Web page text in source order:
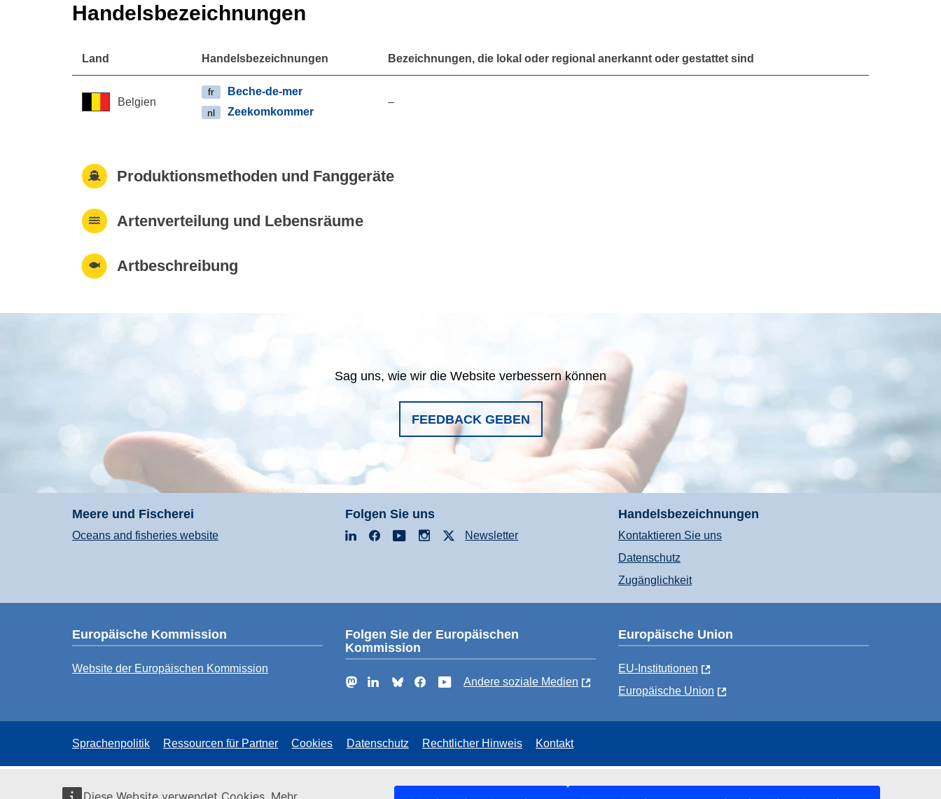
Diese Website verwendet Cookies. Mehr
Handelsbezeichnungen
Land Handelsbezeichnungen Bezeichnungen, die lokal oder regional anerkannt oder gestattet sind
Belgien
fr Beche-de-mer
nl Zeekomkommer
–
Produktionsmethoden und Fanggeräte
Artenverteilung und Lebensräume
Artbeschreibung
Sag uns, wie wir die Website verbessern können
FEEDBACK GEBEN
Meere und Fischerei
Oceans and fisheries website
Folgen Sie uns
LinkedInFacebookYouTubeInstagramNewsletter
Handelsbezeichnungen
Kontaktieren Sie uns
Datenschutz
Zugänglichkeit
Europäische Kommission
Website der Europäischen Kommission
Folgen Sie der Europäischen
Kommission
MastodonLinkedInBlueskyFacebookYouTube
Andere soziale Medien
Europäische Union
EU-Institutionen
Europäische Union
Sprachenpolitik Ressourcen für Partner Cookies Datenschutz Rechtlicher Hinweis Kontakt